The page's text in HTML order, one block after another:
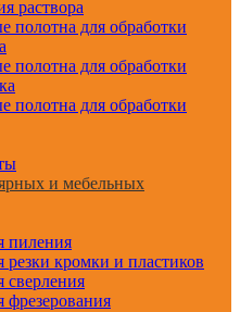
раствора
полотна для обработки
полотна для обработки
полотна для обработки
и мебельных
пиления
кромки и пластиков
сверления
фрезерования